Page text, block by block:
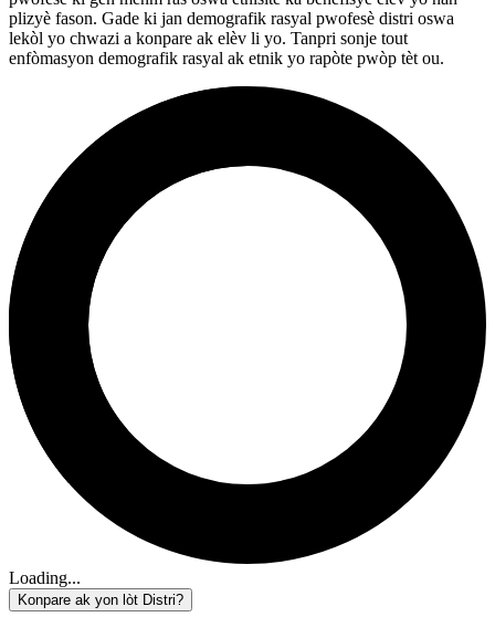
plizyè fason. Gade ki jan demografik rasyal pwofesè distri oswa
lekòl yo chwazi a konpare ak elèv li yo. Tanpri sonje tout
enfòmasyon demografik rasyal ak etnik yo rapòte pwòp tèt ou.
Loading...
Konpare ak yon lòt Distri?